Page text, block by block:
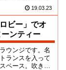
して発... 19.03.23
ビー」でオ
ンティー
ウンジです。名
ランスを入って
ペース。吹き抜